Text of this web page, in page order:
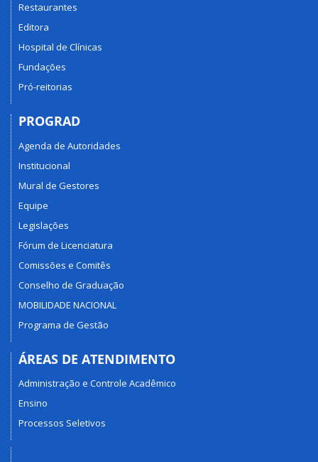
Restaurantes
Editora
Hospital de Clínicas
Fundações
Pró-reitorias
PROGRAD
Agenda de Autoridades
Institucional
Mural de Gestores
Equipe
Legislações
Fórum de Licenciatura
Comissões e Comitês
Conselho de Graduação
MOBILIDADE NACIONAL
Programa de Gestão
ÁREAS DE ATENDIMENTO
Administração e Controle Acadêmico
Ensino
Processos Seletivos